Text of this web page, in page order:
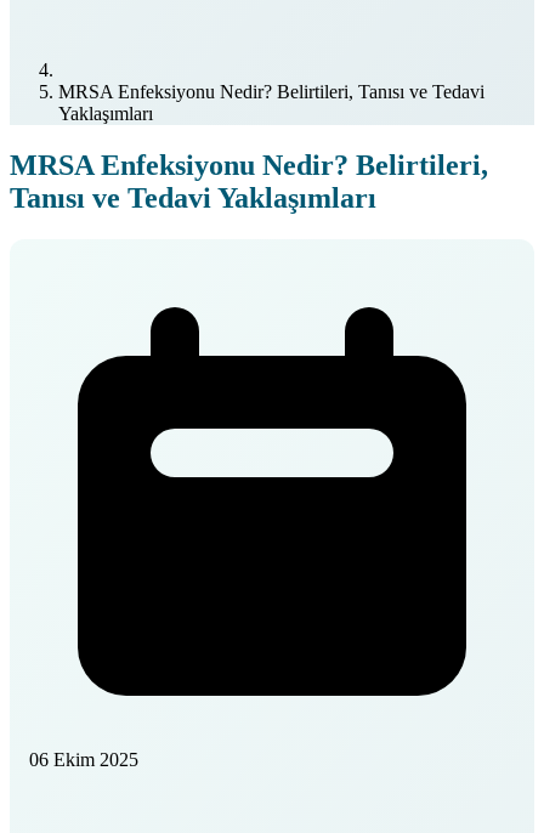
MRSA Enfeksiyonu Nedir? Belirtileri, Tanısı ve Tedavi
Yaklaşımları
MRSA Enfeksiyonu Nedir? Belirtileri,
Tanısı ve Tedavi Yaklaşımları
06 Ekim 2025